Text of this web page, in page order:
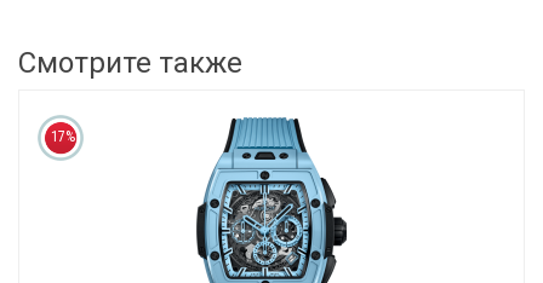
Смотрите также
17%